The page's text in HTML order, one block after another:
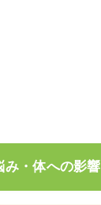
み・体への影響